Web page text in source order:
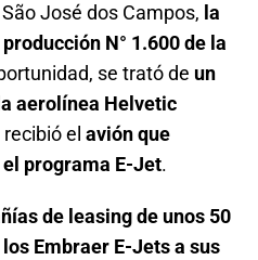
José dos Campos, la
N° 1.600 de la
se trató de un
aerolínea Helvetic
el avión que
programa E-Jet.
de leasing de unos 50
Embraer E-Jets a sus